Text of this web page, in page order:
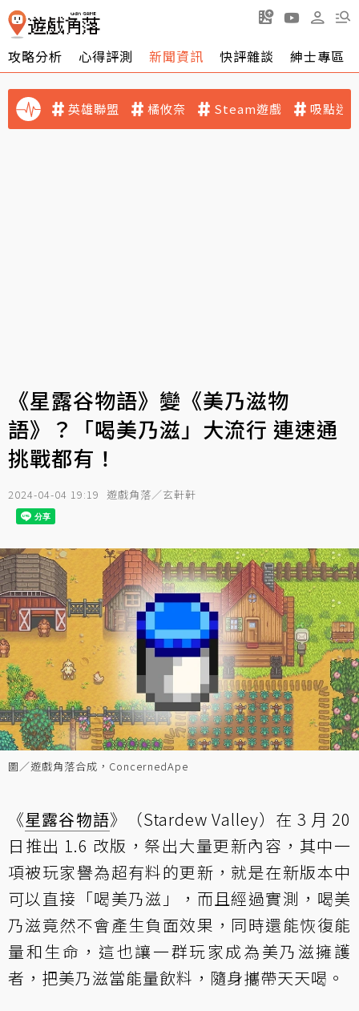
攻略分析 心得評測 新聞資訊 快評雜談 紳士專區
英雄聯盟 橘攸奈 Steam遊戲 吸點迷
《星露谷物語》變《美乃滋物
語》？「喝美乃滋」大流行 連速通
挑戰都有！
2024-04-04 19:19 遊戲角落／玄軒軒
圖／遊戲角落合成，ConcernedApe
《星露谷物語》（Stardew Valley）在 3 月 20
日推出 1.6 改版，祭出大量更新內容，其中一
項被玩家譽為超有料的更新，就是在新版本中
可以直接「喝美乃滋」，而且經過實測，喝美
乃滋竟然不會產生負面效果，同時還能恢復能
量和生命，這也讓一群玩家成為美乃滋擁護
者，把美乃滋當能量飲料，隨身攜帶天天喝。